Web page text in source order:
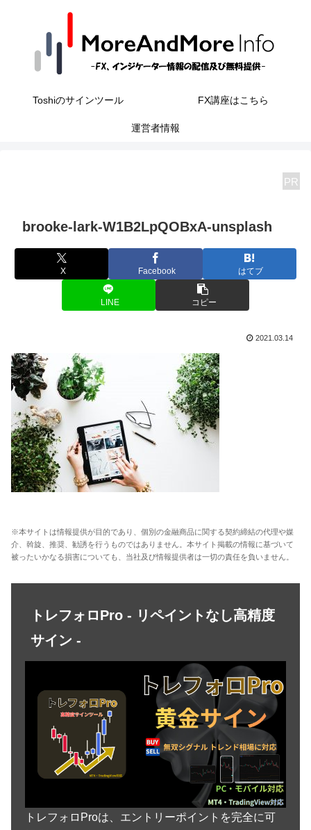
Toshiのサインツール FX講座はこちら
運営者情報
PR
brooke-lark-W1B2LpQOBxA-unsplash
X Facebook はてブ
LINE コピー
2021.03.14
※本サイトは情報提供が目的であり、個別の金融商品に関する契約締結の代理や媒
介、斡旋、推奨、勧誘を行うものではありません。本サイト掲載の情報に基づいて
被ったいかなる損害についても、当社及び情報提供者は一切の責任を負いません。
トレフォロPro - リペイントなし高精度
サイン -
トレフォロProは、エントリーポイントを完全に可